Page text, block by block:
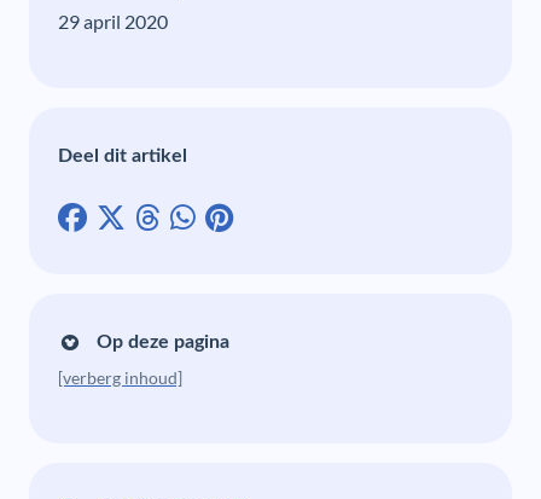
29 april 2020
Deel dit artikel
Op deze pagina
[verberg inhoud]